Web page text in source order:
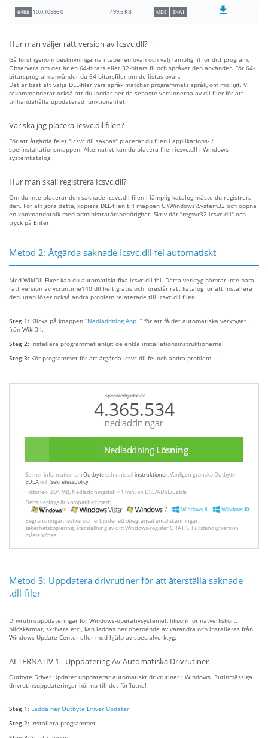
64bit 10.0.10586.0 499.5 KB MD5 SHA1
Hur man väljer rätt version av Icsvc.dll?
Gå först igenom beskrivningarna i tabellen ovan och välj lämplig fil för ditt program.
Observera om det är en 64-bitars eller 32-bitars fil och språket den använder. För 64-
bitarsprogram använder du 64-bitarsfiler om de listas ovan.
Det är bäst att välja DLL-filer vars språk matchar programmets språk, om möjligt. Vi
rekommenderar också att du laddar ner de senaste versionerna av dll-filer för att
tillhandahålla uppdaterad funktionalitet.
Var ska jag placera Icsvc.dll filen?
För att åtgärda felet "icsvc.dll saknas" placerar du filen i applikations- /
spelinstallationsmappen. Alternativt kan du placera filen icsvc.dll i Windows
systemkatalog.
Hur man skall registrera Icsvc.dll?
Om du inte placerar den saknade icsvc.dll filen i lämplig katalog måste du registrera
den. För att göra detta, kopiera DLL-filen till mappen C:\Windows\System32 och öppna
en kommandotolk med administratörsbehörighet. Skriv där "regsvr32 icsvc.dll" och
tryck på Enter.
Metod 2: Åtgärda saknade Icsvc.dll fel automatiskt
Med WikiDll Fixer kan du automatiskt fixa icsvc.dll fel. Detta verktyg hämtar inte bara
rätt version av vcruntime140.dll helt gratis och föreslår rätt katalog för att installera
den, utan löser också andra problem relaterade till icsvc.dll filen.
Steg 1: Klicka på knappen “Nedladdning App. ” för att få det automatiska verktyget
från WikiDll.
Steg 2: Installera programmet enligt de enkla installationsinstruktionerna.
Steg 3: Kör programmet för att åtgärda icsvc.dll fel och andra problem.
specialerbjudande
4.365.534
nedladdningar
Nedladdning Lösning
Se mer information omOutbyteoch unistallinstruktioner. Vänligen granska Outbyte
EULAoch Sekretesspolicy
Filstorlek: 3.04 MB, Nedladdningstid: < 1 min. on DSL/ADSL/Cable
Detta verktyg är kompatibelt med:
Begränsningar: testversion erbjuder ett obegränsat antal skanningar,
säkerhetskopiering, återställning av ditt Windows-register GRATIS. Fullständig version
måste köpas.
Metod 3: Uppdatera drivrutiner för att återställa saknade
.dll-filer
Drivrutinsuppdateringar för Windows-operativsystemet, liksom för nätverkskort,
bildskärmar, skrivare etc., kan laddas ner oberoende av varandra och installeras från
Windows Update Center eller med hjälp av specialverktyg.
ALTERNATIV 1 - Uppdatering Av Automatiska Drivrutiner
Outbyte Driver Updater uppdaterar automatiskt drivrutiner i Windows. Rutinmässiga
drivrutinsuppdateringar hör nu till det förflutna!
Steg 1: Ladda ner Outbyte Driver Updater
Steg 2: Installera programmet